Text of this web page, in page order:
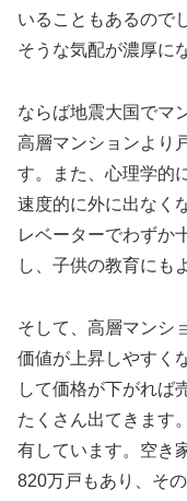
いることもあるので
そうな気配が濃厚に
ならば地震大国でマ
高層マンションより
す。また、心理学的
速度的に外に出なく
レベーターでわずか
し、子供の教育にも
そして、高層マンシ
価値が上昇しやすく
して価格が下がれば
たくさん出てきます
有しています。空き
820万戸もあり、そ